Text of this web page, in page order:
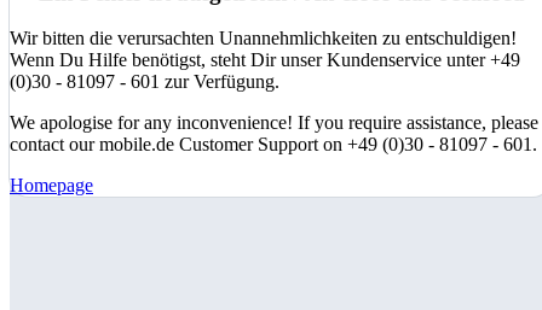
Wir bitten die verursachten Unannehmlichkeiten zu entschuldigen!
Wenn Du Hilfe benötigst, steht Dir unser Kundenservice unter +49
(0)30 - 81097 - 601 zur Verfügung.
We apologise for any inconvenience! If you require assistance, please
contact our mobile.de Customer Support on +49 (0)30 - 81097 - 601.
Homepage